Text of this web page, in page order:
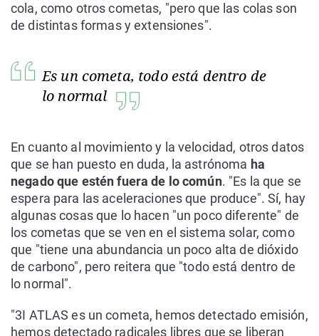
cola, como otros cometas, "pero que las colas son
de distintas formas y extensiones".
Es un cometa, todo está dentro de
lo normal
En cuanto al movimiento y la velocidad, otros datos
que se han puesto en duda, la astrónoma ha
negado que estén fuera de lo común. "Es la que se
espera para las aceleraciones que produce". Sí, hay
algunas cosas que lo hacen "un poco diferente" de
los cometas que se ven en el sistema solar, como
que "tiene una abundancia un poco alta de dióxido
de carbono", pero reitera que "todo está dentro de
lo normal".
"3I ATLAS es un cometa, hemos detectado emisión,
hemos detectado radicales libres que se liberan